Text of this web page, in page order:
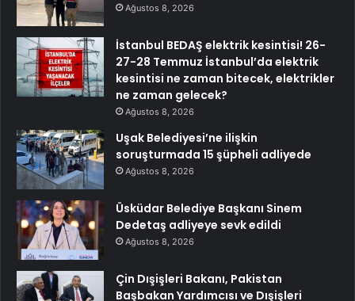
Ağustos 8, 2026
İstanbul BEDAŞ elektrik kesintisi! 26-
27-28 Temmuz İstanbul’da elektrik
kesintisi ne zaman bitecek, elektrikler
ne zaman gelecek?
Ağustos 8, 2026
Uşak Belediyesi’ne ilişkin
soruşturmada 15 şüpheli adliyede
Ağustos 8, 2026
Üsküdar Belediye Başkanı Sinem
Dedetaş adliyeye sevk edildi
Ağustos 8, 2026
Çin Dışişleri Bakanı, Pakistan
Başbakan Yardımcısı ve Dışişleri